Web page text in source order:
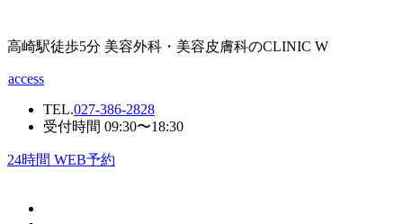
高崎駅徒歩5分 美容外科・美容皮膚科のCLINIC W
access
TEL.027-386-2828
受付時間 09:30〜18:30
24時間 WEB予約